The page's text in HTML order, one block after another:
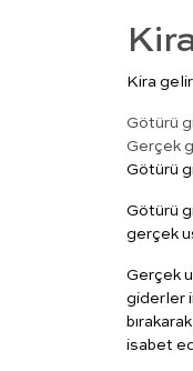
Kira
Götürü
Gerçek
Götürü
Götürü
gerçek
Gerçek
giderler
isabet